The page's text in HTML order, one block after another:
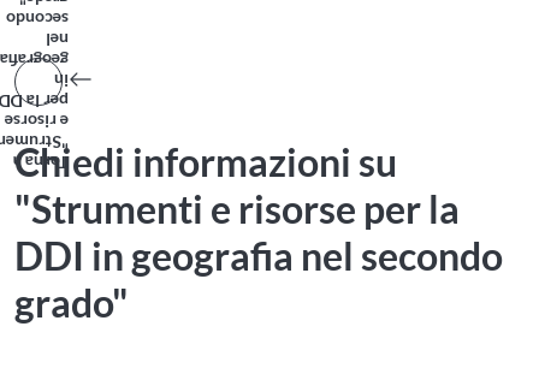
Torna a
e risorse
la DDI
in
geografia
nel
secondo
Chiedi informazioni su
"Strumenti e risorse per la
DDI in geografia nel secondo
grado"